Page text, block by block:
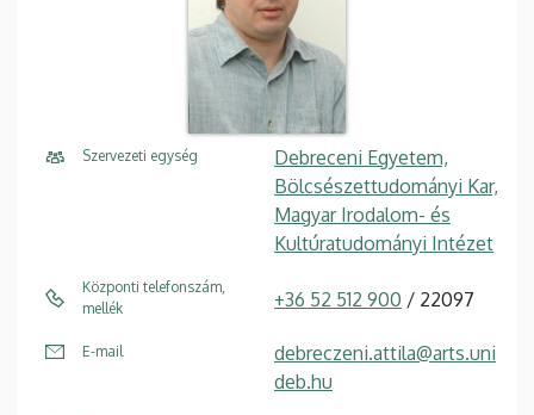
Szervezeti egység
Debreceni Egyetem,
Bölcsészettudományi Kar,
Magyar Irodalom- és
Kultúratudományi Intézet
Központi telefonszám,
mellék
+36 52 512 900 / 22097
E-mail
debreczeni.attila@arts.uni
deb.hu